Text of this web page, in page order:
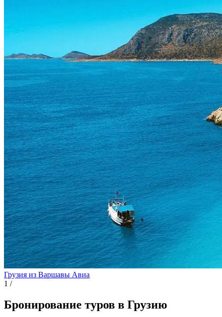
Грузия из Варшавы Авиа
1 /
Бронирование туров в Грузию